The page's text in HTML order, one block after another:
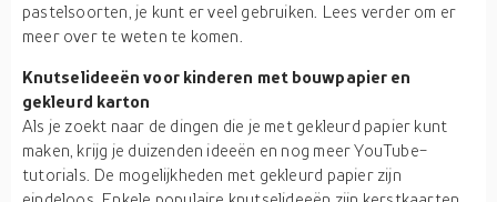
pastelsoorten, je kunt er veel gebruiken. Lees verder om er
meer over te weten te komen.
Knutselideeën voor kinderen met bouwpapier en
gekleurd karton
Als je zoekt naar de dingen die je met gekleurd papier kunt
maken, krijg je duizenden ideeën en nog meer YouTube-
tutorials. De mogelijkheden met gekleurd papier zijn